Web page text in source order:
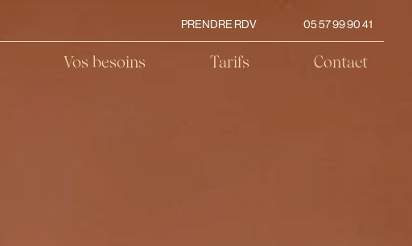
PRENDRE RDV 05 57 99 90 41
Vos besoins Tarifs Contact